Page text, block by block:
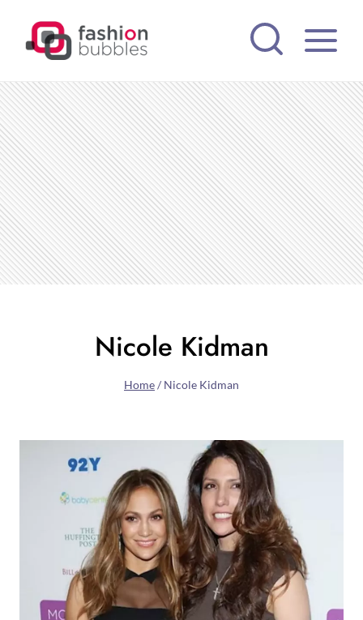
Nicole Kidman
Home/ Nicole Kidman